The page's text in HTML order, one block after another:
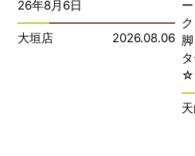
26年8月6日
大垣店 2026.08.06
☆